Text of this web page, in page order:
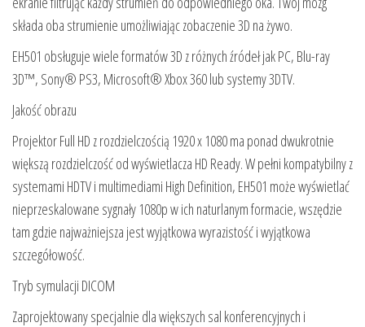
składa oba strumienie umożliwiając zobaczenie 3D na żywo.
EH501 obsługuje wiele formatów 3D z różnych źródeł jak PC, Blu-ray
3D™, Sony® PS3, Microsoft® Xbox 360 lub systemy 3DTV.
Jakość obrazu
Projektor Full HD z rozdzielczością 1920 x 1080 ma ponad dwukrotnie
większą rozdzielczość od wyświetlacza HD Ready. W pełni kompatybilny z
systemami HDTV i multimediami High Definition, EH501 może wyświetlać
nieprzeskalowane sygnały 1080p w ich naturlanym formacie, wszędzie
tam gdzie najważniejsza jest wyjątkowa wyrazistość i wyjątkowa
szczegółowość.
Tryb symulacji DICOM
Zaprojektowany specjalnie dla większych sal konferencyjnych i